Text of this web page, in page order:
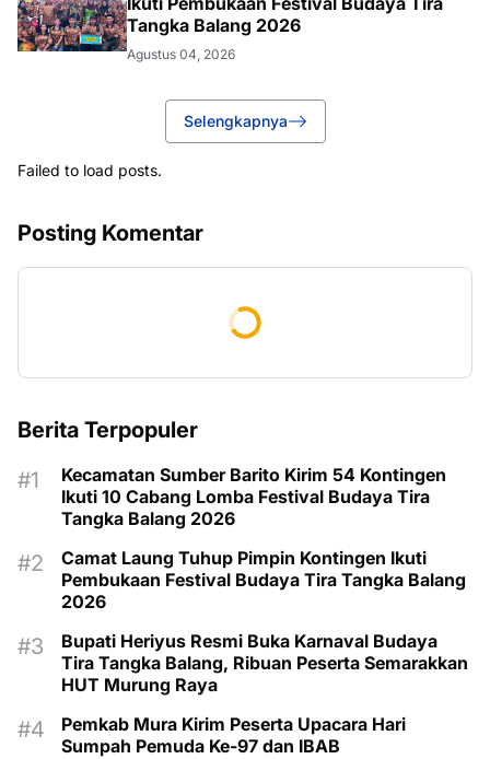
Tangka Balang 2026
Agustus 04, 2026
Selengkapnya
Failed to load posts.
Posting Komentar
Berita Terpopuler
Kecamatan Sumber Barito Kirim 54 Kontingen
Ikuti 10 Cabang Lomba Festival Budaya Tira
Tangka Balang 2026
Camat Laung Tuhup Pimpin Kontingen Ikuti
Pembukaan Festival Budaya Tira Tangka Balang
2026
Bupati Heriyus Resmi Buka Karnaval Budaya
Tira Tangka Balang, Ribuan Peserta Semarakkan
HUT Murung Raya
Pemkab Mura Kirim Peserta Upacara Hari
Sumpah Pemuda Ke-97 dan IBAB